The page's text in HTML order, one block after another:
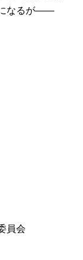
になるが――
員会